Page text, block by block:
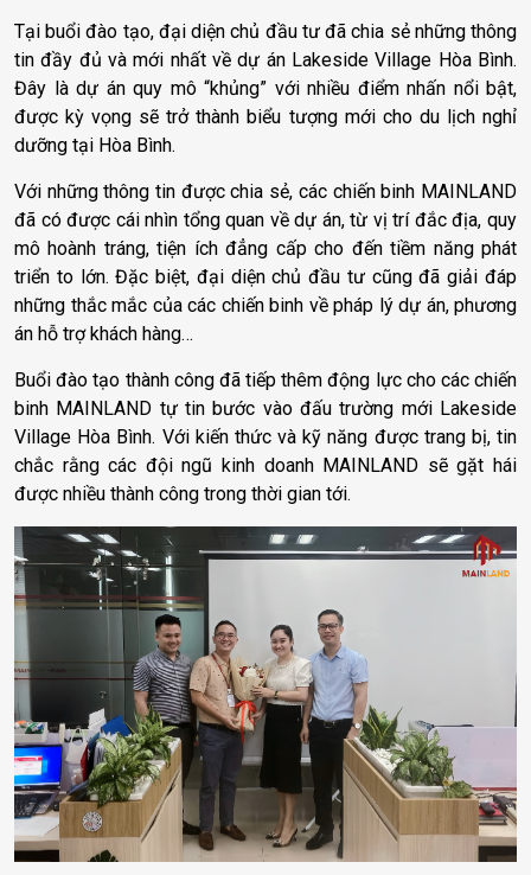
Tại buổi đào tạo, đại diện chủ đầu tư đã chia sẻ những thông
tin đầy đủ và mới nhất về dự án Lakeside Village Hòa Bình.
Đây là dự án quy mô “khủng” với nhiều điểm nhấn nổi bật,
được kỳ vọng sẽ trở thành biểu tượng mới cho du lịch nghỉ
dưỡng tại Hòa Bình.
Với những thông tin được chia sẻ, các chiến binh MAINLAND
đã có được cái nhìn tổng quan về dự án, từ vị trí đắc địa, quy
mô hoành tráng, tiện ích đẳng cấp cho đến tiềm năng phát
triển to lớn. Đặc biệt, đại diện chủ đầu tư cũng đã giải đáp
những thắc mắc của các chiến binh về pháp lý dự án, phương
án hỗ trợ khách hàng…
Buổi đào tạo thành công đã tiếp thêm động lực cho các chiến
binh MAINLAND tự tin bước vào đấu trường mới Lakeside
Village Hòa Bình. Với kiến thức và kỹ năng được trang bị, tin
chắc rằng các đội ngũ kinh doanh MAINLAND sẽ gặt hái
được nhiều thành công trong thời gian tới.